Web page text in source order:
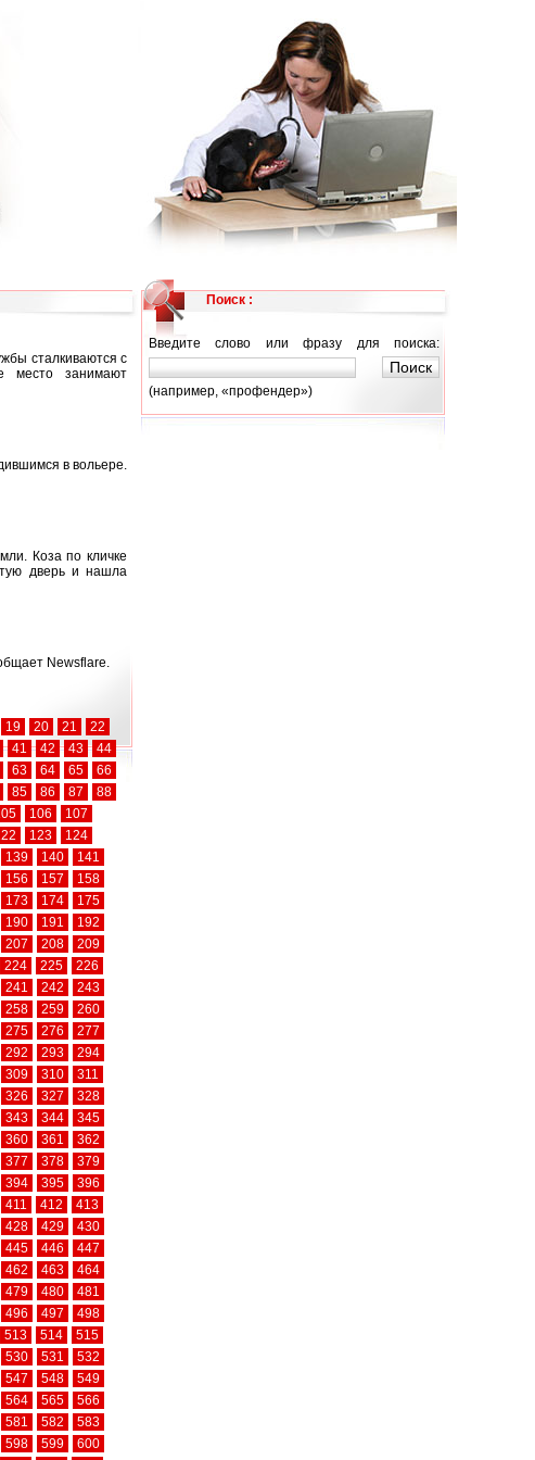
сталкиваются с
место занимают
в вольере.
Коза по кличке
дверь и нашла
Newsflare.
19 20 21
22
41 42 43
44
63 64 65
66
85 86 87
88
106
107
123
124
139 140
141
156 157
158
173 174
175
190 191
192
207 208
209
224 225
226
241 242
243
258 259
260
275 276
277
292 293
294
309 310
311
326 327
328
343 344
345
360 361
362
377 378
379
394 395
396
411 412
413
428 429
430
445 446
447
462 463
464
479 480
481
496 497
498
513 514
515
530 531
532
547 548
549
564 565
566
581 582
583
598 599
600
Поиск :
Введите слово или фразу для поиска:
(например, «профендер»)